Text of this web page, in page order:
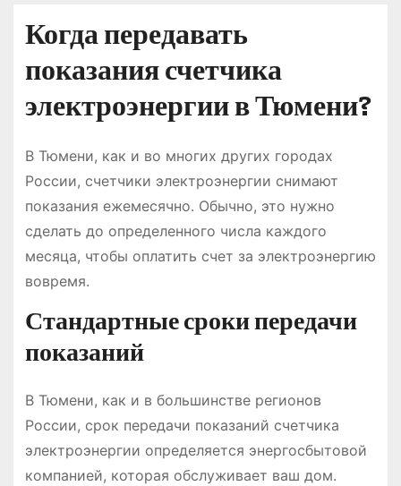
Когда передавать
показания счетчика
электроэнергии в Тюмени?
В Тюмени, как и во многих других городах
России, счетчики электроэнергии снимают
показания ежемесячно. Обычно, это нужно
сделать до определенного числа каждого
месяца, чтобы оплатить счет за электроэнергию
вовремя.
Стандартные сроки передачи
показаний
В Тюмени, как и в большинстве регионов
России, срок передачи показаний счетчика
электроэнергии определяется энергосбытовой
компанией, которая обслуживает ваш дом.